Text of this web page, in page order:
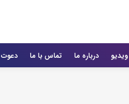
ویدیو درباره ما تماس با ما دعوت